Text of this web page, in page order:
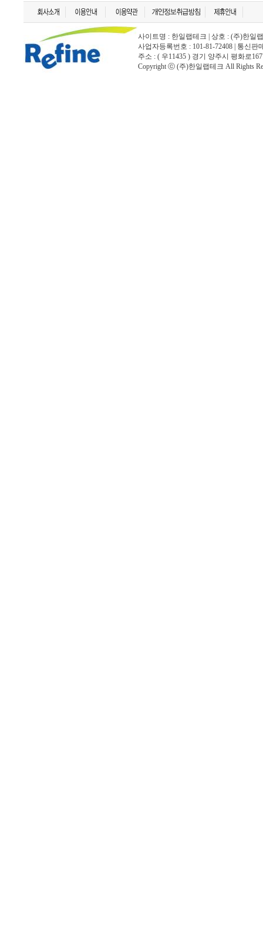
사이트명 : 한일랩테크 | 상호 : (주)한일
사업자등록번호 : 101-81-72408 | 통신
주소 : ( 우11435 ) 경기 양주시 평화로
Copyright ⓒ (주)한일랩테크 All Rights